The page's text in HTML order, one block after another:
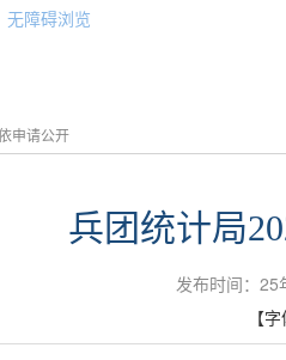
无障碍浏览
申请公开
兵团统计局
发布时间：25
【字